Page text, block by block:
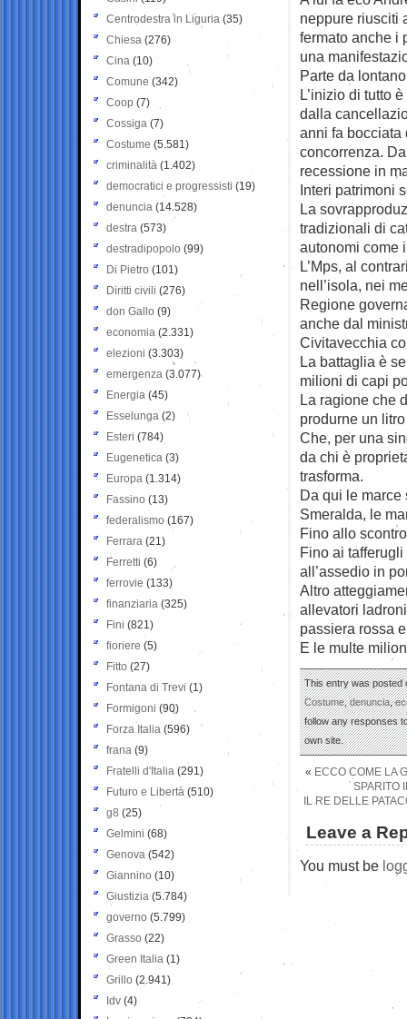
neppure riusciti
fermato anche i
una
Parte da
L’inizio di tutto
dalla
anni fa bocciata
concorrenza.
recessione in
Interi patrimoni
La
tradizionali di
autonomi come
L’Mps, al
nell’isola, nei
Regione
anche dal
Civitavecchia
La battaglia è
milioni di capi
La ragione che
produrne un
Che, per una
da chi è
trasforma.
Da qui le
Smeralda, le
Fino allo
Fino ai
all’assedio in
Altro
allevatori
passiera rossa
E le multe
This entry was posted
Costume,denuncia,
follow any responses
own site.
« ECCO COME LA
SPARITO
IL RE DELLE
Leave a
You must be
Centrodestra in Liguria (35)
Chiesa (276)
Cina (10)
Comune (342)
Coop (7)
Cossiga (7)
Costume (5.581)
criminalità (1.402)
democratici e progressisti (19)
denuncia (14.528)
destra (573)
destradipopolo (99)
Di Pietro (101)
Diritti civili (276)
don Gallo (9)
economia (2.331)
elezioni (3.303)
emergenza (3.077)
Energia (45)
Esselunga (2)
Esteri (784)
Eugenetica (3)
Europa (1.314)
Fassino (13)
federalismo (167)
Ferrara (21)
Ferretti (6)
ferrovie (133)
finanziaria (325)
Fini (821)
fioriere (5)
Fitto (27)
Fontana di Trevi (1)
Formigoni (90)
Forza Italia (596)
frana (9)
Fratelli d'Italia (291)
Futuro e Libertà (510)
g8 (25)
Gelmini (68)
Genova (542)
Giannino (10)
Giustizia (5.784)
governo (5.799)
Grasso (22)
Green Italia (1)
Grillo (2.941)
Idv (4)